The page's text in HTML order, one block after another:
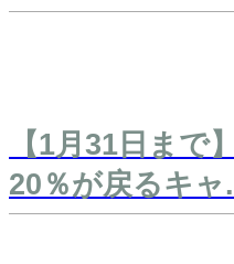
【1月31日まで
20％が戻るキャ